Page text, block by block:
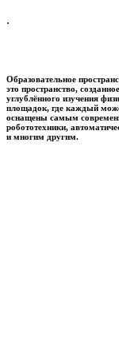
.
Образовательное
это пространство,
углублённого изучения
площадок, где каждый
оснащены самым
робототехники,
и многим другим.